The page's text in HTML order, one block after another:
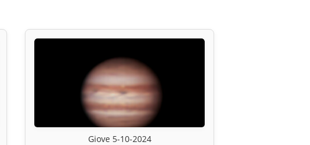
Giove 5-10-2024